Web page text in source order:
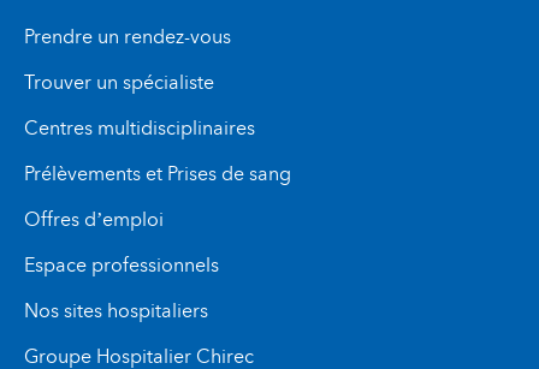
Prendre un rendez-vous
Trouver un spécialiste
Centres multidisciplinaires
Prélèvements et Prises de sang
Offres d’emploi
Espace professionnels
Nos sites hospitaliers
Groupe Hospitalier Chirec